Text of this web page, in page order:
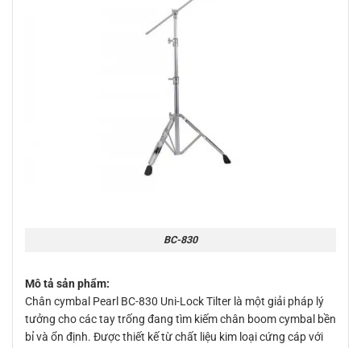
BC-830
Mô tả sản phẩm:
Chân cymbal Pearl BC-830 Uni-Lock Tilter là một giải pháp lý
tưởng cho các tay trống đang tìm kiếm chân boom cymbal bền
bỉ và ổn định. Được thiết kế từ chất liệu kim loại cứng cáp với